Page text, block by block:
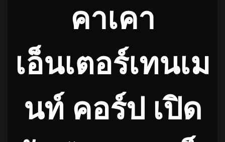
คาเคา
เอ็นเตอร์เทนเม
นท์ คอร์ป เปิด